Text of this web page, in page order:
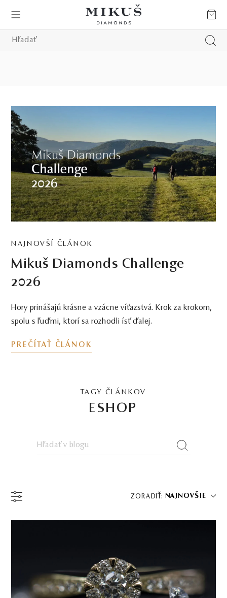
NAJNOVŠÍ ČLÁNOK
Mikuš Diamonds Challenge
2026
Hory prinášajú krásne a vzácne víťazstvá. Krok za krokom,
spolu s ľuďmi, ktorí sa rozhodli ísť ďalej.
PREČÍTAŤ ČLÁNOK
TAGY ČLÁNKOV
ESHOP
ZORADIŤ: NAJNOVŠIE